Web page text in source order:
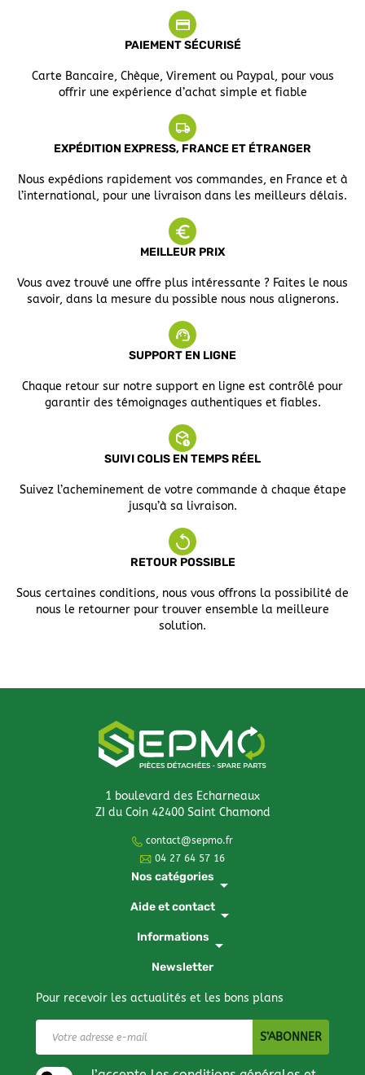
PAIEMENT SÉCURISÉ
Carte Bancaire, Chèque, Virement ou Paypal, pour vous
offrir une expérience d’achat simple et fiable
EXPÉDITION EXPRESS, FRANCE ET ÉTRANGER
Nous expédions rapidement vos commandes, en France et à
l’international, pour une livraison dans les meilleurs délais.
MEILLEUR PRIX
Vous avez trouvé une offre plus intéressante ? Faites le nous
savoir, dans la mesure du possible nous nous alignerons.
SUPPORT EN LIGNE
Chaque retour sur notre support en ligne est contrôlé pour
garantir des témoignages authentiques et fiables.
SUIVI COLIS EN TEMPS RÉEL
Suivez l’acheminement de votre commande à chaque étape
jusqu’à sa livraison.
RETOUR POSSIBLE
Sous certaines conditions, nous vous offrons la possibilité de
nous le retourner pour trouver ensemble la meilleure
solution.
1 boulevard des Echarneaux
ZI du Coin 42400 Saint Chamond
contact@sepmo.fr
04 27 64 57 16
Nos catégories arrow_drop_down
Aide et contact arrow_drop_down
Informations arrow_drop_down
Newsletter
Pour recevoir les actualités et les bons plans